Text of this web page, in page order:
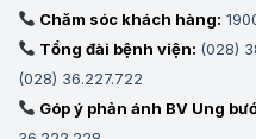
Chăm sóc khách hàng:
Tổng đài bệnh viện: (028)
(028) 36.227.722
Góp ý phản ánh BV Ung